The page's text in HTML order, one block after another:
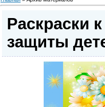
Раскраски
защиты